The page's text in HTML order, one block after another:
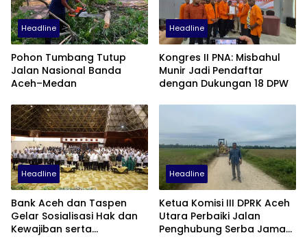
Headline
Pohon Tumbang Tutup
Jalan Nasional Banda
Aceh–Medan
Headline
Kongres II PNA: Misbahul
Munir Jadi Pendaftar
dengan Dukungan 18 DPW
Headline
Bank Aceh dan Taspen
Gelar Sosialisasi Hak dan
Kewajiban serta
Headline
Ketua Komisi III DPRK Aceh
Utara Perbaiki Jalan
Penghubung Serba Jaman